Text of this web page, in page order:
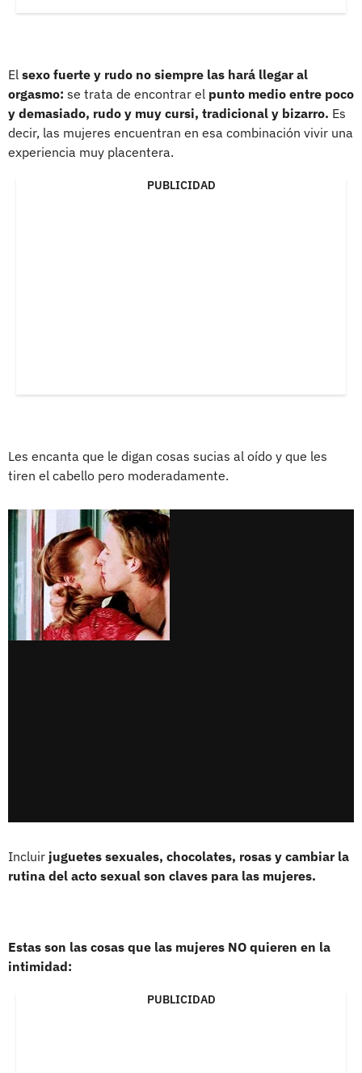
El sexo fuerte y rudo no siempre las hará llegar al
orgasmo: se trata de encontrar el punto medio entre poco
y demasiado, rudo y muy cursi, tradicional y bizarro. Es
decir, las mujeres encuentran en esa combinación vivir una
experiencia muy placentera.
PUBLICIDAD
Les encanta que le digan cosas sucias al oído y que les
tiren el cabello pero moderadamente.
Incluir juguetes sexuales, chocolates, rosas y cambiar la
rutina del acto sexual son claves para las mujeres.
Estas son las cosas que las mujeres NO quieren en la
intimidad:
PUBLICIDAD